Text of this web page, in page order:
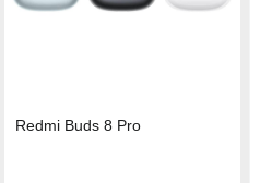
Redmi Buds 8 Pro